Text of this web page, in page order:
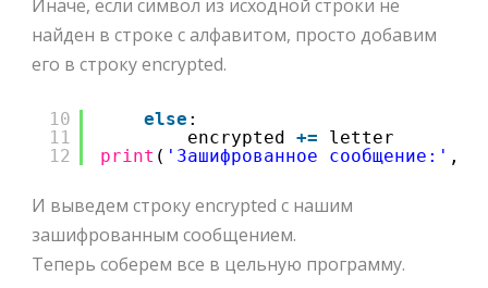
Иначе, если символ из исходной строки не
найден в строке с алфавитом, просто добавим
его в строку encrypted.
10
11
12
else :
encrypted +=
letter
print ( 'Зашифрованное сообщение:' ,
И выведем строку encrypted с нашим
зашифрованным сообщением.
Теперь соберем все в цельную программу.